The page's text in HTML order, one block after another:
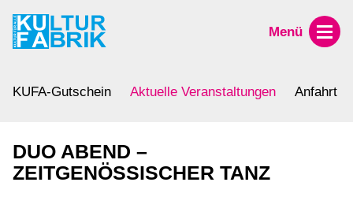
Menü
KUFA-Gutschein Aktuelle Veranstaltungen Anfahrt
DUO ABEND –
ZEITGENÖSSISCHER TANZ